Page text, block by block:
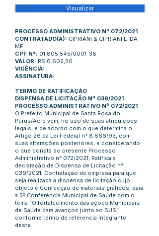
Visualizar
PROCESSO ADMINISTRATIVO Nº 072/2021
CONTRATADO(A): CIPRIANI & CIPRIANI LTDA -
ME
CPF N°: 01.805.545/0001-38
VALOR: R$ 6.602,50
VIGÊNCIA:
ASSINATURA:
TERMO DE RATIFICAÇÃO
DISPENSA DE LICITAÇÃO Nº 039/2021
PROCESSO ADMINISTRATIVO Nº 072/2021
O Prefeito Municipal de Santa Rosa do
Purus/Acre vem, no uso de suas atribuições
legais, e de acordo com o que determina o
Artigo 26 da Lei Federal n° 8.666/93, com
suas alterações posteriores, e considerando
o que consta do presente Processo
Administrativo n° 072/2021, Ratifica a
declaração de Dispensa de Licitação n°
039/2021, Contratação de empresa para que
seja realizada a dispensa de licitação cujo
objeto é Confecção de materiais gráficos, para
a 5º Conferência Municipal de Saúde com o
tema “O fortalecimento das ações Municipais
de Saúde para avanços junto ao SUS”,
conforme termo de referencia integrante
deste.